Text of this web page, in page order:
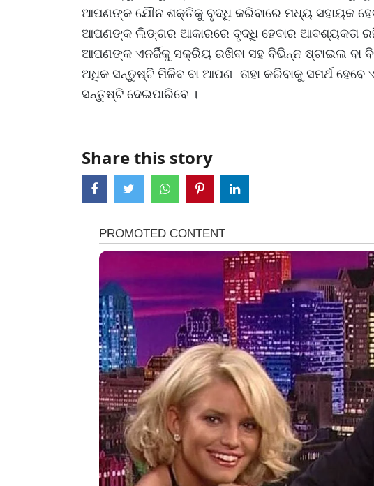
ଆପଣଙ୍କ ଯୌନ ଶକ୍ତିକୁ ବୃଦ୍ଧି କରିବାରେ ମଧ୍ୟ ସହାୟକ
ଆପଣଙ୍କ ଲିଙ୍ଗର ଆକାରରେ ବୃଦ୍ଧି ହେବାର ଆବଶ୍ୟକତା
ଆପଣଙ୍କ ଏନର୍ଜିକୁ ସକ୍ରିୟ ରଖିବା ସହ ବିଭିନ୍ନ ଷ୍ଟାଇଲ ବା
ଅଧିକ ସନ୍ତୁଷ୍ଟି ମିଳିବ ବା ଆପଣ ତାହା କରିବାକୁ ସମର୍ଥ ହେବେ
ସନ୍ତୁଷ୍ଟି ଦେଇପାରିବେ ।
Share this story